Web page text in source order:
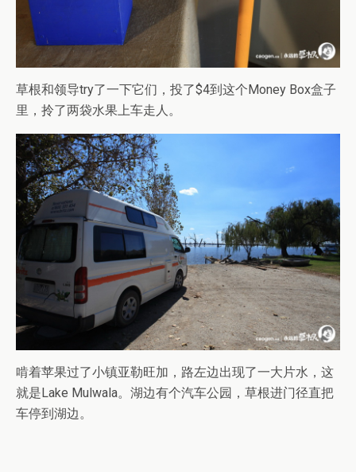
草根和领导try了一下它们，投了$4到这个Money Box盒子
里，拎了两袋水果上车走人。
啃着苹果过了小镇亚勒旺加，路左边出现了一大片水，这
就是Lake Mulwala。湖边有个汽车公园，草根进门径直把
车停到湖边。